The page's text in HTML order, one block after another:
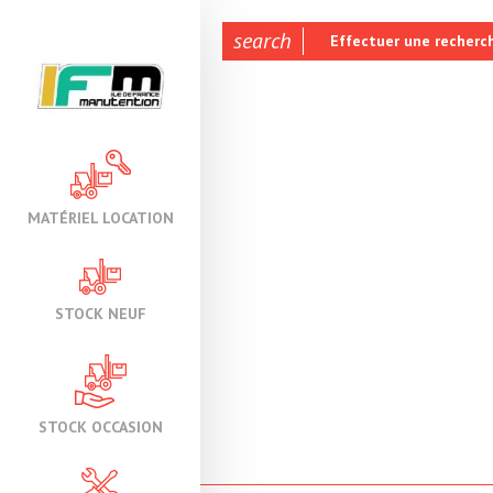
MATÉRIEL LOCATION
STOCK NEUF
STOCK OCCASION
search Effectuer une